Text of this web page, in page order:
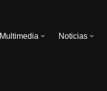
Multimedia Noticias